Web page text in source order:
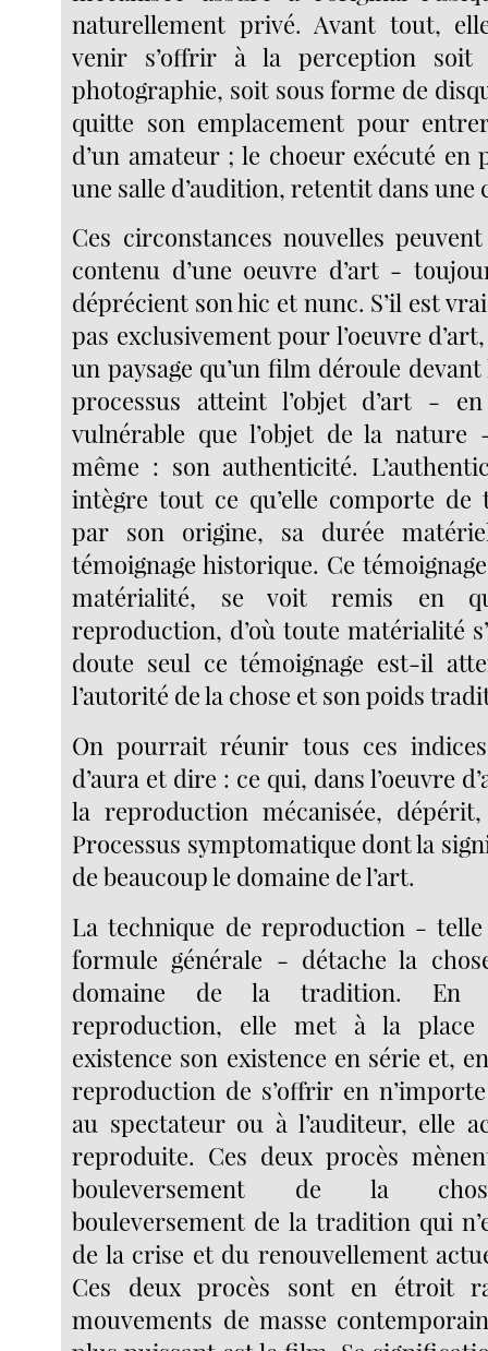
naturellement privé. Avant tout,
venir s’offrir à la perception soit
photographie, soit sous forme de
quitte son emplacement pour
d’un amateur ; le choeur exécuté en
une salle d’audition, retentit dans une
Ces circonstances nouvelles
contenu d’une oeuvre d’art -
déprécient son hic et nunc. S’il est
pas exclusivement pour l’oeuvre
un paysage qu’un film déroule
processus atteint l’objet d’art -
vulnérable que l’objet de la
même : son authenticité.
intègre tout ce qu’elle comporte de
par son origine, sa durée
témoignage historique. Ce
matérialité, se voit remis en
reproduction, d’où toute matérialité
doute seul ce témoignage est-il
l’autorité de la chose et son poids
On pourrait réunir tous ces
d’aura et dire : ce qui, dans l’oeuvre
la reproduction mécanisée,
Processus symptomatique dont la
de beaucoup le domaine de l’art.
La technique de reproduction -
formule générale - détache la
domaine de la tradition. En
reproduction, elle met à la place
existence son existence en série et,
reproduction de s’offrir en
au spectateur ou à l’auditeur, elle
reproduite. Ces deux procès
bouleversement de la
bouleversement de la tradition qui
de la crise et du renouvellement
Ces deux procès sont en étroit
mouvements de masse